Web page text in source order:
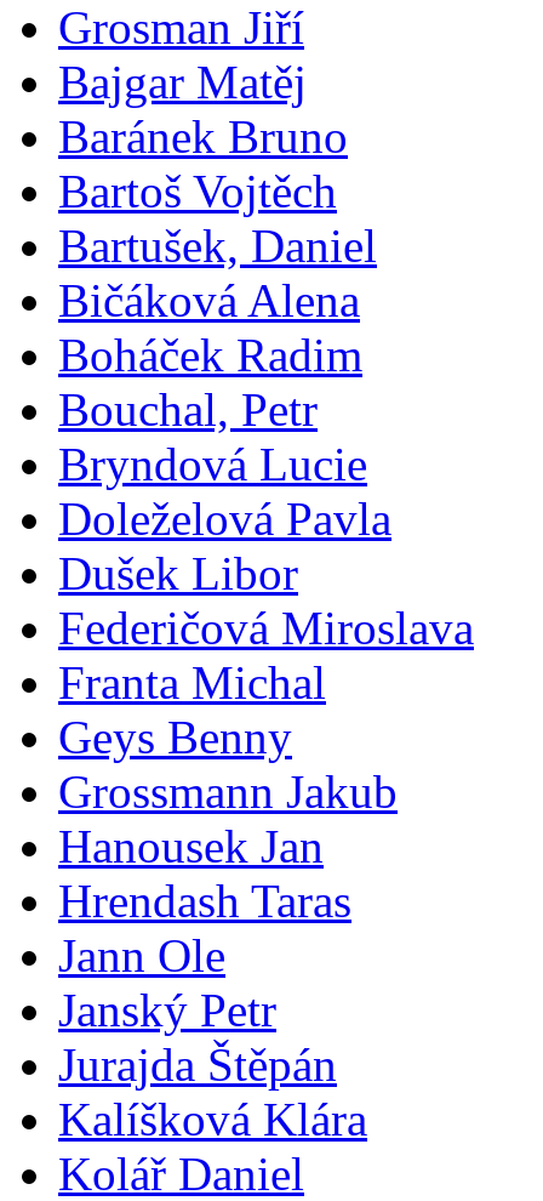
Grosman Jiří
Bajgar Matěj
Baránek Bruno
Bartoš Vojtěch
Bartušek, Daniel
Bičáková Alena
Boháček Radim
Bouchal, Petr
Bryndová Lucie
Doleželová Pavla
Dušek Libor
Federičová Miroslava
Franta Michal
Geys Benny
Grossmann Jakub
Hanousek Jan
Hrendash Taras
Jann Ole
Janský Petr
Jurajda Štěpán
Kalíšková Klára
Kolář Daniel